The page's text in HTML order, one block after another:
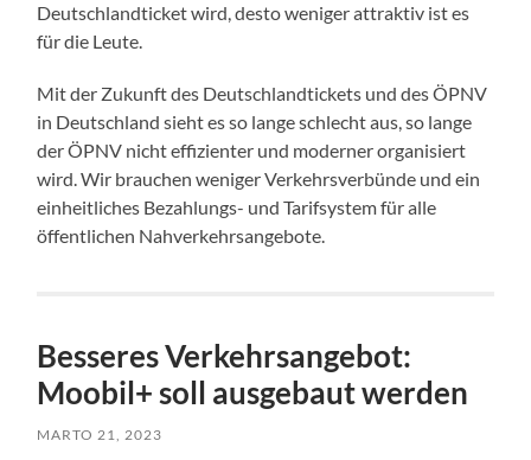
Deutschlandticket wird, desto weniger attraktiv ist es
für die Leute.
Mit der Zukunft des Deutschlandtickets und des ÖPNV
in Deutschland sieht es so lange schlecht aus, so lange
der ÖPNV nicht effizienter und moderner organisiert
wird. Wir brauchen weniger Verkehrsverbünde und ein
einheitliches Bezahlungs- und Tarifsystem für alle
öffentlichen Nahverkehrsangebote.
Besseres Verkehrsangebot:
Moobil+ soll ausgebaut werden
MARTO 21, 2023